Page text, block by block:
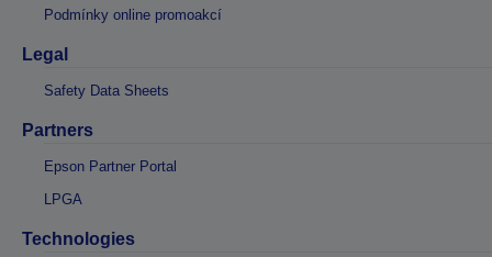
Podmínky online promoakcí
Legal
Safety Data Sheets
Partners
Epson Partner Portal
LPGA
Technologies